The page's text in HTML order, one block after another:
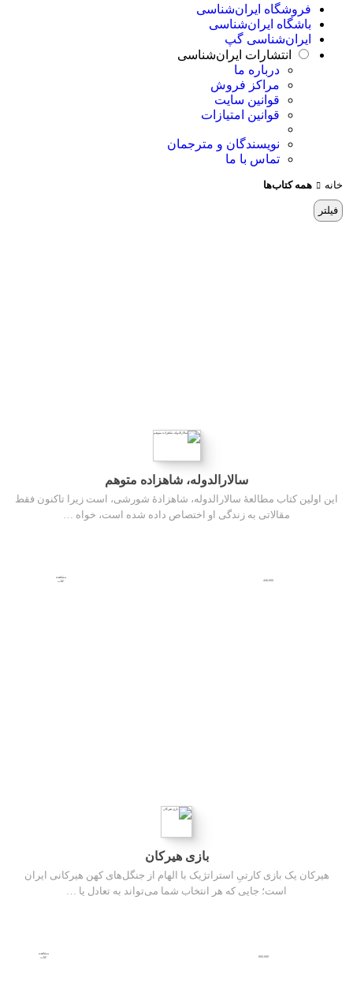
فروشگاه ایران‌شناسی
باشگاه ایران‌شناسی
ایران‌شناسی گپ
انتشارات ایران‌شناسی
درباره ما
مراکز فروش
قوانین سایت
قوانین امتیازات
نویسندگان و مترجمان
تماس با ما
خانه همه کتاب‌ها
فیلتر
سالارالدوله، شاهزاده متوهم
این اولین کتاب مطالعۀ سالارالدوله، شاهزادۀ شورشی، است زیرا تاکنون فقط
مقالاتی به زندگی او اختصاص داده شده است، خواه …
440,000
مشاهده
کتاب
بازی هیرکان
هیرکان یک بازی کارتیِ استراتژیک با الهام از جنگل‌های کهن هیرکانی ایران
است؛ جایی که هر انتخاب شما می‌تواند به تعادل یا …
800,000
مشاهده
کتاب